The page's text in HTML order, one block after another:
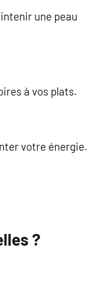
une peau
à vos plats.
votre énergie.
?